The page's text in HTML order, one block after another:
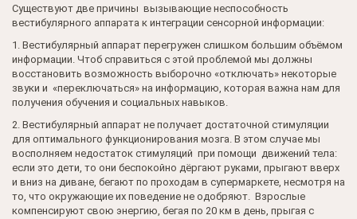
Существуют две причины вызывающие неспособность
вестибулярного аппарата к интеграции сенсорной информации:
1. Вестибулярный аппарат перегружен слишком большим объёмом
информации. Чтоб справиться с этой проблемой мы должны
восстановить возможность выборочно «отключать» некоторые
звуки и «переключаться» на информацию, которая важна нам для
получения обучения и социальных навыков.
2. Вестибулярный аппарат не получает достаточной стимуляции
для оптимального функционирования мозга. В этом случае мы
восполняем недостаток стимуляций при помощи движений тела:
если это дети, то они беспокойно дёргают руками, прыгают вверх
и вниз на диване, бегают по проходам в супермаркете, несмотря на
то, что окружающие их поведение не одобряют. Взрослые
компенсируют свою энергию, бегая по 20 км в день, прыгая с